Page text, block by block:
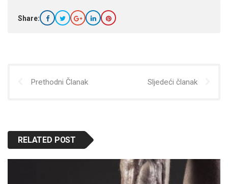
Share:
Prethodni Članak Sljedeći članak
RELATED POST